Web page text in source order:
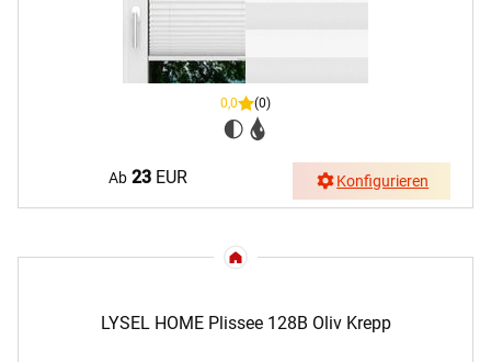
0,0 (0)
Ab 23 EUR Konfigurieren
LYSEL HOME Plissee 128B Oliv Krepp